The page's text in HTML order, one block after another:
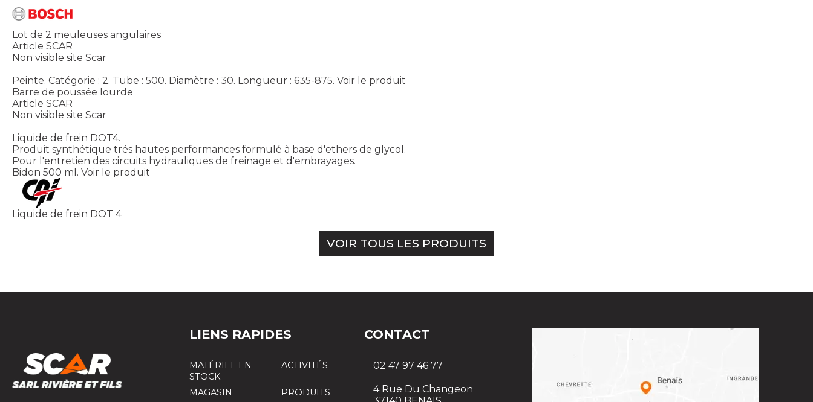
Lot de 2 meuleuses angulaires
Article SCAR
Non visible site Scar
Peinte. Catégorie : 2. Tube : 500. Diamètre : 30. Longueur : 635-875. Voir le produit
Barre de poussée lourde
Article SCAR
Non visible site Scar
Liquide de frein DOT4.
Produit synthétique trés hautes performances formulé à base d'ethers de glycol.
Pour l'entretien des circuits hydrauliques de freinage et d'embrayages.
Bidon 500 ml. Voir le produit
Liquide de frein DOT 4
VOIR TOUS LES PRODUITS
LIENS RAPIDES
MATÉRIEL EN
STOCK
ACTIVITÉS
MAGASIN PRODUITS
CONTACT
02 47 97 46 77
4 Rue Du Changeon